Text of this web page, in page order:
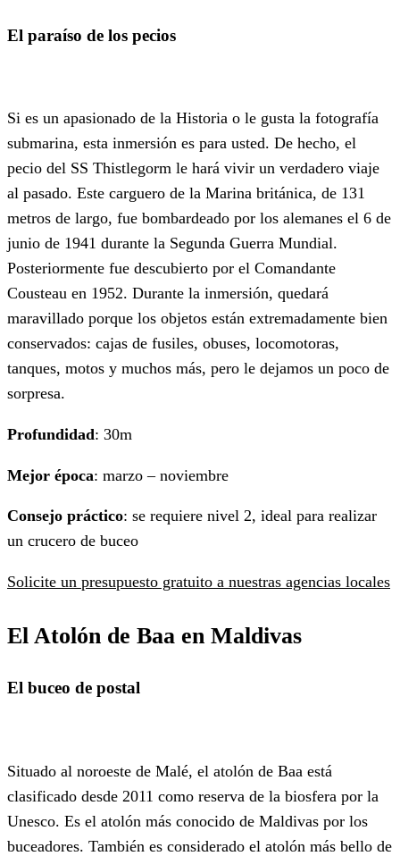
El paraíso de los pecios
Si es un apasionado de la Historia o le gusta la fotografía
submarina, esta inmersión es para usted. De hecho, el
pecio del SS Thistlegorm le hará vivir un verdadero viaje
al pasado. Este carguero de la Marina británica, de 131
metros de largo, fue bombardeado por los alemanes el 6 de
junio de 1941 durante la Segunda Guerra Mundial.
Posteriormente fue descubierto por el Comandante
Cousteau en 1952. Durante la inmersión, quedará
maravillado porque los objetos están extremadamente bien
conservados: cajas de fusiles, obuses, locomotoras,
tanques, motos y muchos más, pero le dejamos un poco de
sorpresa.
Profundidad: 30m
Mejor época: marzo – noviembre
Consejo práctico: se requiere nivel 2, ideal para realizar
un crucero de buceo
Solicite un presupuesto gratuito a nuestras agencias locales
El Atolón de Baa en Maldivas
El buceo de postal
Situado al noroeste de Malé, el atolón de Baa está
clasificado desde 2011 como reserva de la biosfera por la
Unesco. Es el atolón más conocido de Maldivas por los
buceadores. También es considerado el atolón más bello de